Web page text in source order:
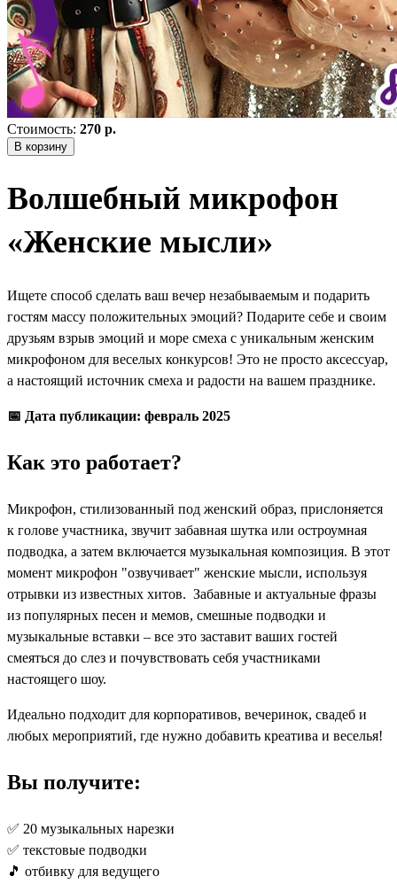
Стоимость: 270 р.
В корзину
Волшебный микрофон
«Женские мысли»
Ищете способ сделать ваш вечер незабываемым и подарить
гостям массу положительных эмоций? Подарите себе и своим
друзьям взрыв эмоций и море смеха с уникальным женским
микрофоном для веселых конкурсов! Это не просто аксессуар,
а настоящий источник смеха и радости на вашем празднике.
📅 Дата публикации: февраль 2025
Как это работает?
Микрофон, стилизованный под женский образ, прислоняется
к голове участника, звучит забавная шутка или остроумная
подводка, а затем включается музыкальная композиция. В этот
момент микрофон "озвучивает" женские мысли, используя
отрывки из известных хитов. Забавные и актуальные фразы
из популярных песен и мемов, смешные подводки и
музыкальные вставки – все это заставит ваших гостей
смеяться до слез и почувствовать себя участниками
настоящего шоу.
Идеально подходит для корпоративов, вечеринок, свадеб и
любых мероприятий, где нужно добавить креатива и веселья!
Вы получите:
✅ 20 музыкальных нарезки
✅ текстовые подводки
🎵 отбивку для ведущего